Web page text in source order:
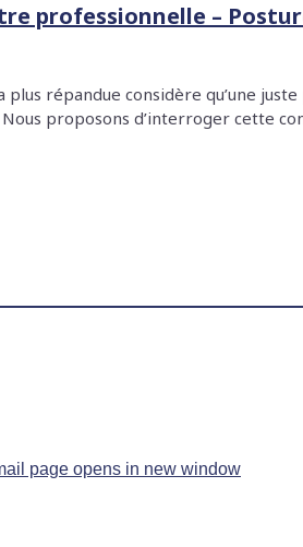
professionnelle –
répandue considère qu’une
proposons d’interroger cette
page opens in new window